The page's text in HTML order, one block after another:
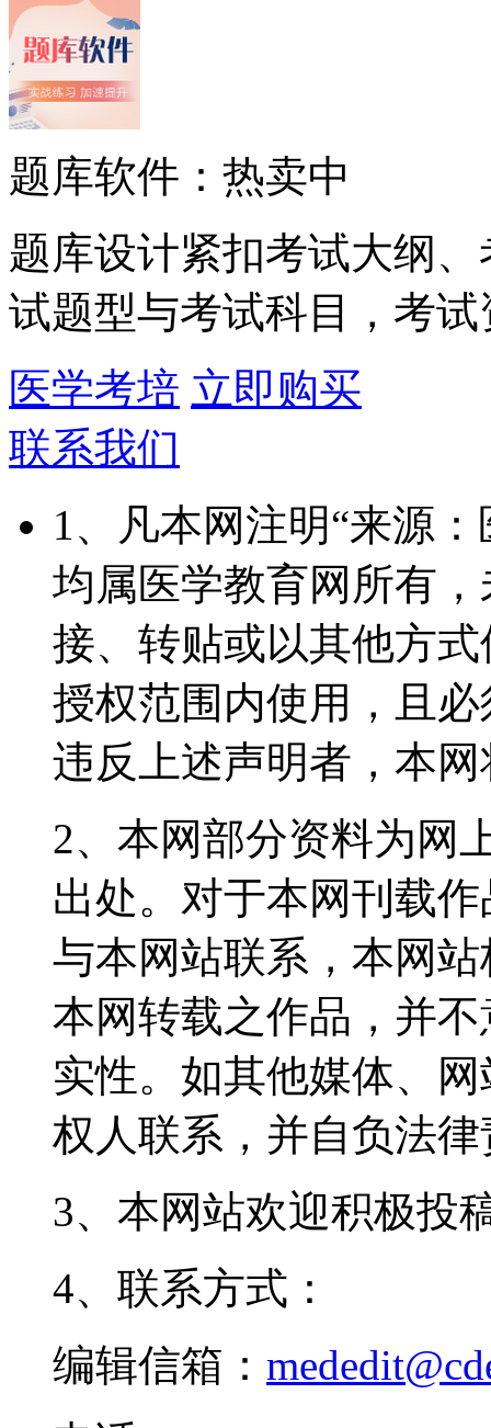
题库软件：热卖中
题库设计紧扣考试大纲
试题型与考试科目，考
医学考培 立即购买
联系我们
1、凡本网注明“来源
均属医学教育网所有
接、转贴或以其他方
授权范围内使用，且
违反上述声明者，本
2、本网部分资料为网
出处。对于本网刊载
与本网站联系，本网
本网转载之作品，并
实性。如其他媒体、
权人联系，并自负法
3、本网站欢迎积极投
4、联系方式：
编辑信箱：